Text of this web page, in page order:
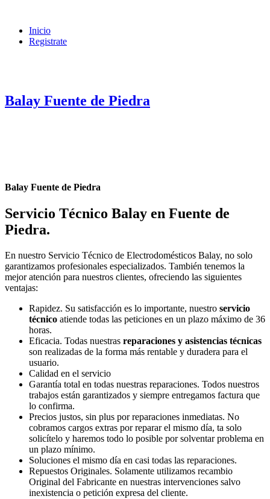
Inicio
Registrate
Balay Fuente de Piedra
Balay Fuente de Piedra
Servicio Técnico Balay en Fuente de
Piedra.
En nuestro Servicio Técnico de Electrodomésticos Balay, no solo
garantizamos profesionales especializados. También tenemos la
mejor atención para nuestros clientes, ofreciendo las siguientes
ventajas:
Rapidez. Su satisfacción es lo importante, nuestro servicio
técnico atiende todas las peticiones en un plazo máximo de 36
horas.
Eficacia. Todas nuestras reparaciones y asistencias técnicas
son realizadas de la forma más rentable y duradera para el
usuario.
Calidad en el servicio
Garantía total en todas nuestras reparaciones. Todos nuestros
trabajos están garantizados y siempre entregamos factura que
lo confirma.
Precios justos, sin plus por reparaciones inmediatas. No
cobramos cargos extras por reparar el mismo día, ta solo
solicítelo y haremos todo lo posible por solventar problema en
un plazo mínimo.
Soluciones el mismo día en casi todas las reparaciones.
Repuestos Originales. Solamente utilizamos recambio
Original del Fabricante en nuestras intervenciones salvo
inexistencia o petición expresa del cliente.